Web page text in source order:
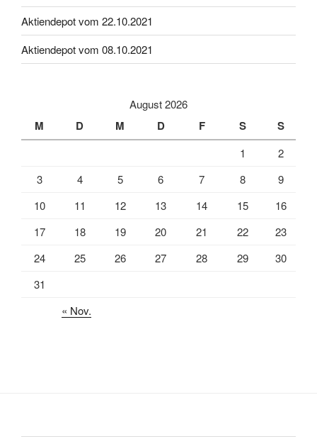
Aktiendepot vom 22.10.2021
Aktiendepot vom 08.10.2021
August 2026
M D M D F S S
1
2
3
4 5 6 7 8
9
10
11 12 13 14 15
16
17
18 19 20 21 22
23
24
25 26 27 28 29
30
31
« Nov.